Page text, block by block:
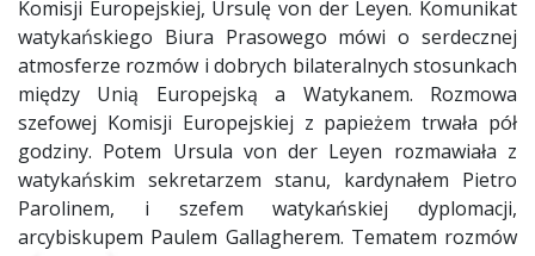
Komisji Europejskiej, Ursulę von der Leyen. Komunikat
watykańskiego Biura Prasowego mówi o serdecznej
atmosferze rozmów i dobrych bilateralnych stosunkach
między Unią Europejską a Watykanem. Rozmowa
szefowej Komisji Europejskiej z papieżem trwała pół
godziny. Potem Ursula von der Leyen rozmawiała z
watykańskim sekretarzem stanu, kardynałem Pietro
Parolinem, i szefem watykańskiej dyplomacji,
arcybiskupem Paulem Gallagherem. Tematem rozmów